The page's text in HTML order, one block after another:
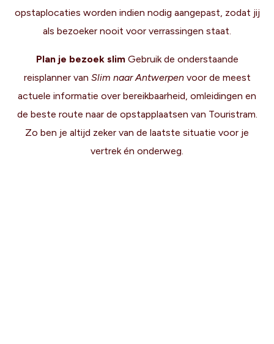
opstaplocaties worden indien nodig aangepast, zodat jij
als bezoeker nooit voor verrassingen staat.
Plan je bezoek slimGebruik de onderstaande
reisplanner van Slim naar Antwerpenvoor de meest
actuele informatie over bereikbaarheid, omleidingen en
de beste route naar de opstapplaatsen van Touristram.
Zo ben je altijd zeker van de laatste situatie voor je
vertrek én onderweg.